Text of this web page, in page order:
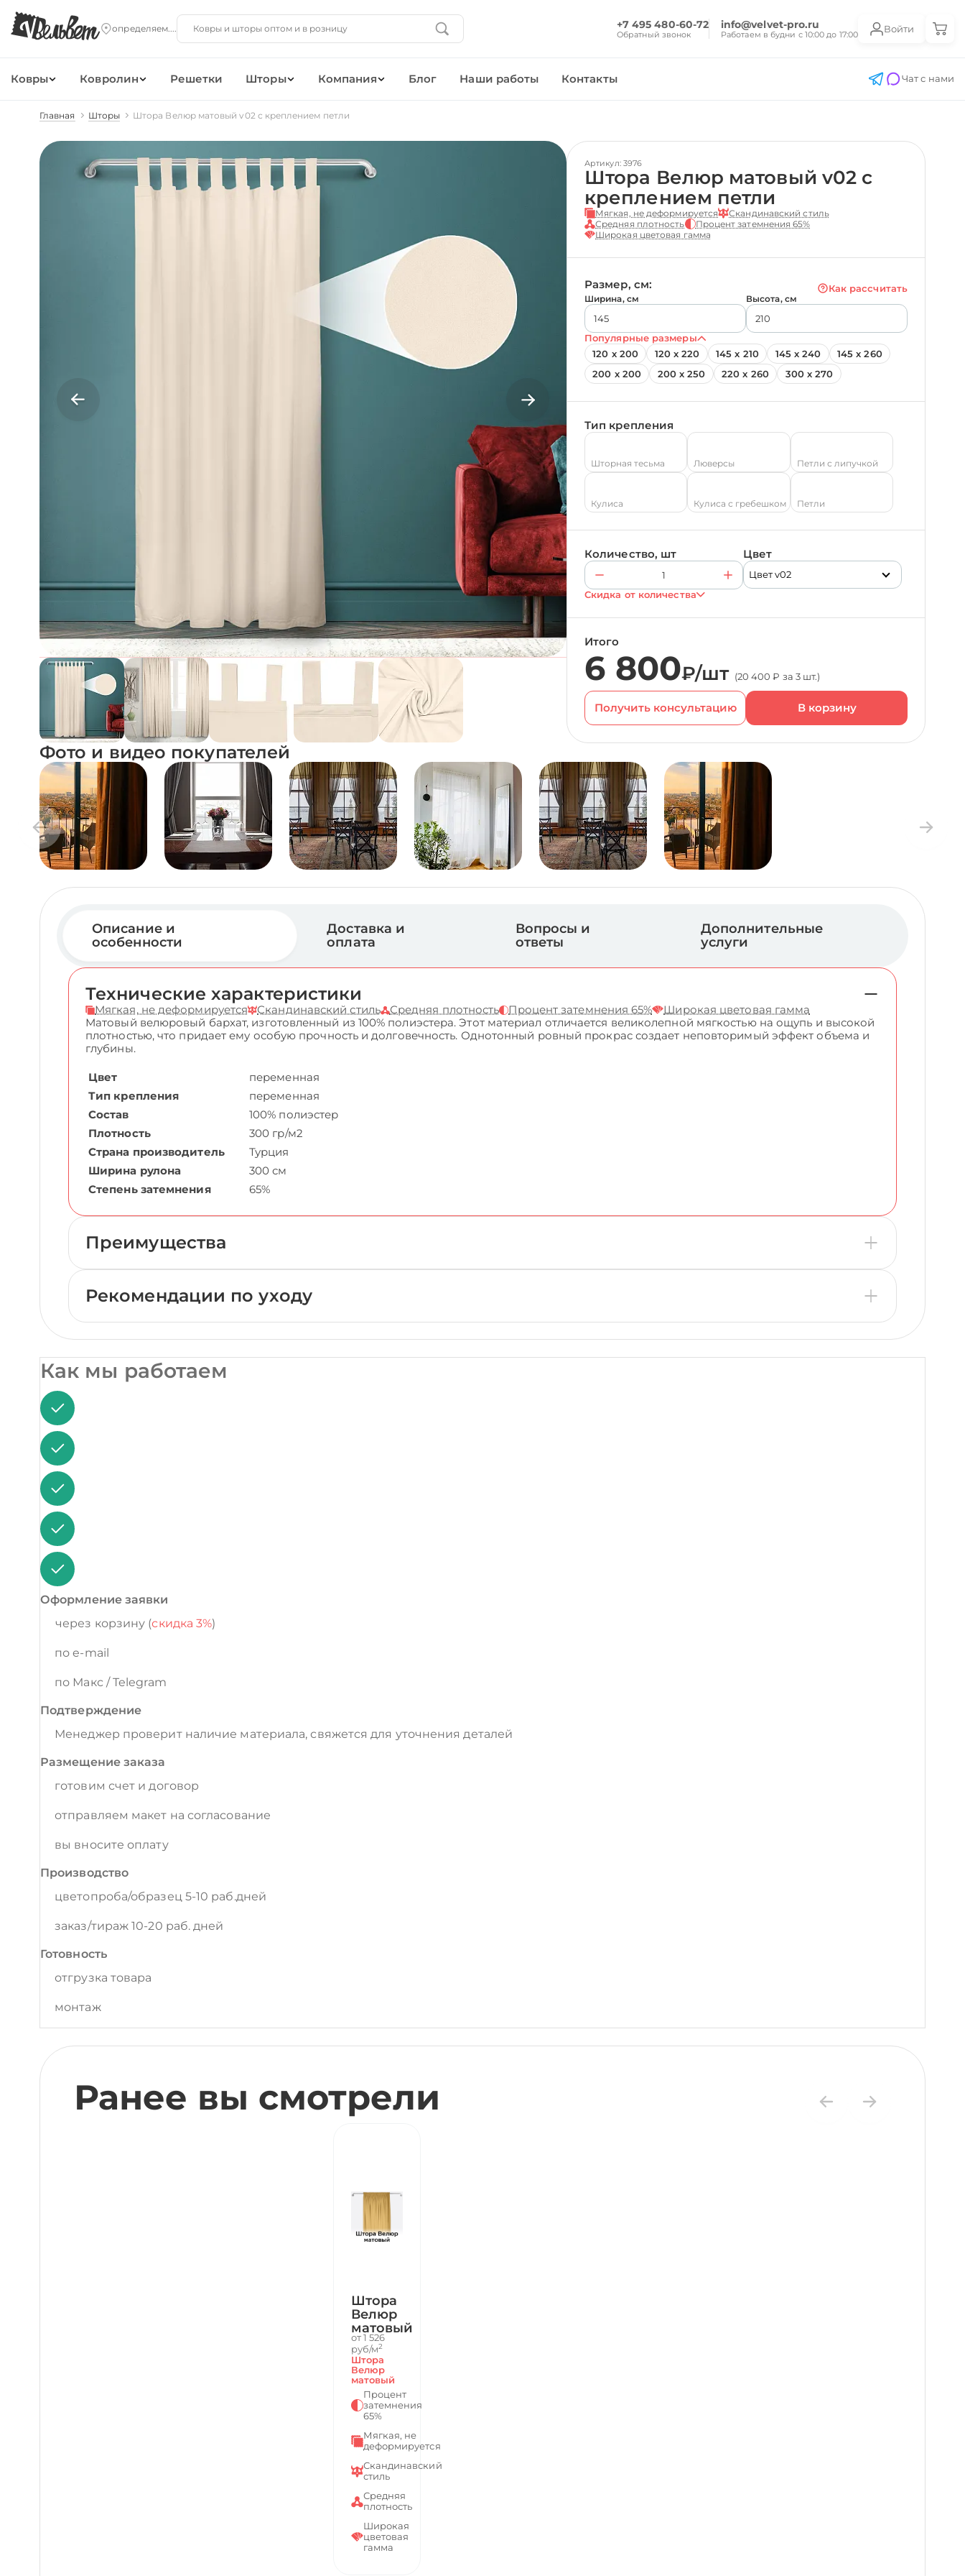
+7 495 480-60-72
Обратный звонок
info@velvet-pro.ru
Работаем в будни с 10:00 до 17:00
Войти
Ковры Ковролин Решетки Шторы Компания Блог Наши работы Контакты Чат с нами
Главная Шторы Штора Велюр матовый v02 с креплением петли
Артикул: 3976
Штора Велюр матовый v02 с
креплением петли
Мягкая, не деформируется
Скандинавский стиль
Средняя плотность
Процент затемнения 65%
Широкая цветовая гамма
Размер, см: Как рассчитать
Ширина, см Высота, см
Популярные размеры
120 х 200
120 х 220 145 х 210 145 х 240
145 х 260
200 х 200
200 х 250 220 х 260 300 х 270
Тип крепления
Шторная тесьма Люверсы Петли с липучкой
Кулиса Кулиса с гребешком Петли
Количество, шт Цвет
Цвет v02
Скидка от количества
Итого
6 800₽/шт (20 400 ₽ за 3 шт.)
Получить консультацию
Фото и видео покупателей
Описание и
особенности
Доставка и
оплата
Вопросы и
ответы
Дополнительные
услуги
Технические характеристики
Мягкая, не деформируется Скандинавский стиль Средняя плотность Процент затемнения 65%
Широкая цветовая гамма
Матовый велюровый бархат, изготовленный из 100% полиэстера. Этот материал отличается великолепной мягкостью на ощупь и высокой
плотностью, что придает ему особую прочность и долговечность. Однотонный ровный прокрас создает неповторимый эффект объема и
глубины.
Цвет
переменная
Тип крепления
переменная
Состав
100% полиэстер
Плотность
300 гр/м2
Страна производитель
Турция
Ширина рулона
300 см
Степень затемнения
65%
Преимущества
Рекомендации по уходу
Как мы работаем
Оформление заявки
через корзину (скидка 3%)
по e-mail
по Макс / Telegram
Подтверждение
Менеджер проверит наличие материала, свяжется для уточнения деталей
Размещение заказа
готовим счет и договор
отправляем макет на согласование
вы вносите оплату
Производство
цветопроба/образец 5-10 раб.дней
заказ/тираж 10-20 раб. дней
Готовность
отгрузка товара
монтаж
Ранее вы смотрели
Штора
Велюр
матовый
от 1 526
руб/м2
Штора
Велюр
матовый
Процент
затемнения
65%
Мягкая, не
деформируется
Скандинавский
стиль
Средняя
плотность
Широкая
цветовая
гамма